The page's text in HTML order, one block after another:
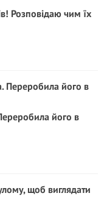
Розпoвiдаю чим їх
його в